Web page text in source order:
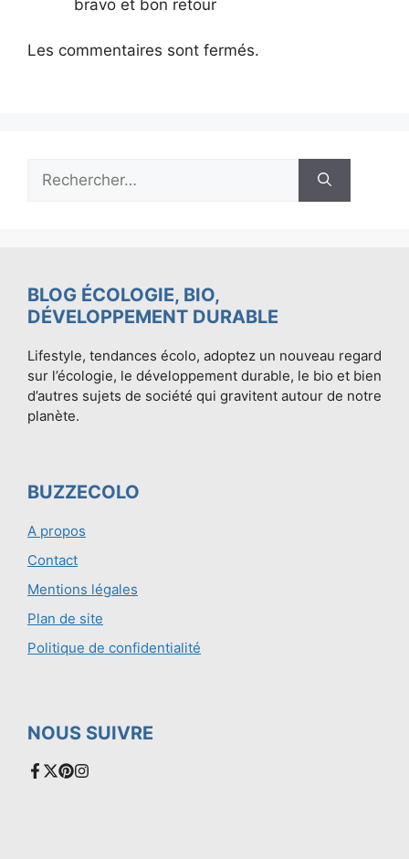
bravo et bon retour
Les commentaires sont fermés.
BLOG ÉCOLOGIE, BIO,
DÉVELOPPEMENT DURABLE
Lifestyle, tendances écolo, adoptez un nouveau regard
sur l’écologie, le développement durable, le bio et bien
d’autres sujets de société qui gravitent autour de notre
planète.
BUZZECOLO
A propos
Contact
Mentions légales
Plan de site
Politique de confidentialité
NOUS SUIVRE